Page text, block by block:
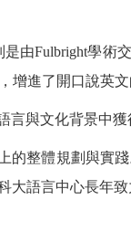
是由Fulbright學術
增進了開口說英文
與文化背景中獲
的整體規劃與實
大語言中心長年